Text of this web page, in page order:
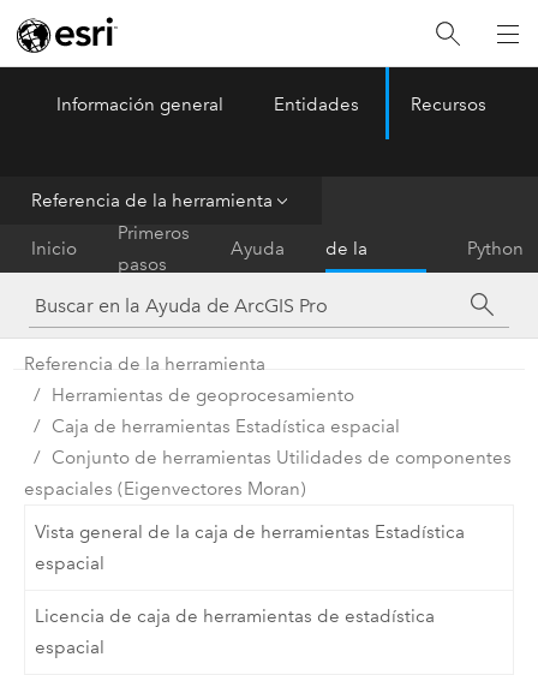
ArcGIS Pro Menu
Información general Entidades Recursos
Referencia de la herramienta
Inicio
Primeros
pasos
Ayuda
de la
herramienta
Python
Referencia de la herramienta
Herramientas de geoprocesamiento
Caja de herramientas Estadística espacial
Conjunto de herramientas Utilidades de componentes
espaciales (Eigenvectores Moran)
Vista general de la caja de herramientas Estadística
espacial
Licencia de caja de herramientas de estadística
espacial